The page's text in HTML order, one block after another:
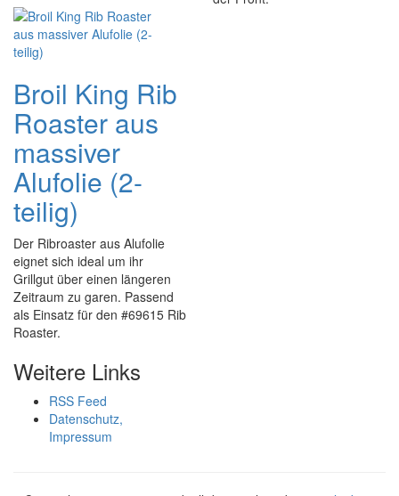
Broil King Rib
Roaster aus
massiver
Alufolie (2-
teilig)
Der Ribroaster aus Alufolie
eignet sich ideal um ihr
Grillgut über einen längeren
Zeitraum zu garen. Passend
als Einsatz für den #69615 Rib
Roaster.
Weitere Links
RSS Feed
Datenschutz,
Impressum